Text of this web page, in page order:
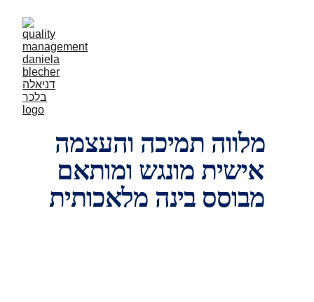
מלווה תמיכה והעצמה
אישית מונגש ומותאם
מבוסס בינה מלאכותית